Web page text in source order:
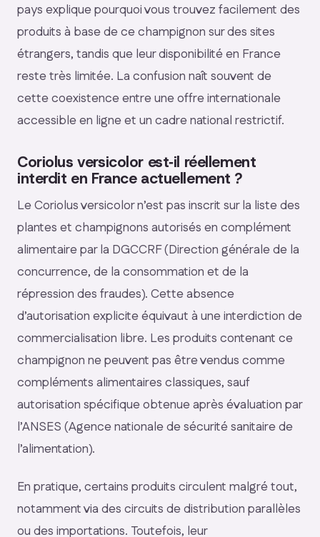
pays explique pourquoi vous trouvez facilement des
produits à base de ce champignon sur des sites
étrangers, tandis que leur disponibilité en France
reste très limitée. La confusion naît souvent de
cette coexistence entre une offre internationale
accessible en ligne et un cadre national restrictif.
Coriolus versicolor est‑il réellement
interdit en France actuellement ?
Le Coriolus versicolor n’est pas inscrit sur la liste des
plantes et champignons autorisés en complément
alimentaire par la DGCCRF (Direction générale de la
concurrence, de la consommation et de la
répression des fraudes). Cette absence
d’autorisation explicite équivaut à une interdiction de
commercialisation libre. Les produits contenant ce
champignon ne peuvent pas être vendus comme
compléments alimentaires classiques, sauf
autorisation spécifique obtenue après évaluation par
l’ANSES (Agence nationale de sécurité sanitaire de
l’alimentation).
En pratique, certains produits circulent malgré tout,
notamment via des circuits de distribution parallèles
ou des importations. Toutefois, leur